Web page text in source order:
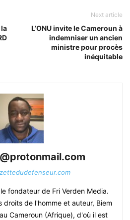
Next article
L’ONU invite le Cameroun à
indemniser un ancien
ministre pour procès
inéquitable
fondateur de Fri Verden Media.
droits de l'homme et auteur, Biem
Cameroun (Afrique), d'où il est